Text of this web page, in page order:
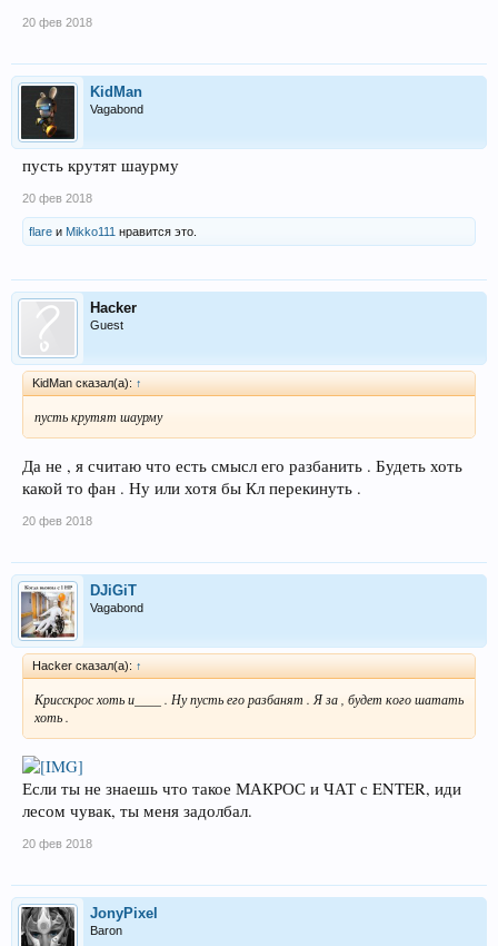
20 фев 2018
KidMan
Vagabond
пусть крутят шаурму
20 фев 2018
flare и Mikko111 нравится это.
Hacker
Guest
KidMan сказал(а): ↑
пусть крутят шаурму
Да не , я считаю что есть смысл его разбанить . Будеть хоть
какой то фан . Ну или хотя бы Кл перекинуть .
20 фев 2018
DJiGiT
Vagabond
Hacker сказал(а): ↑
Крисскрос хоть и____ . Ну пусть его разбанят . Я за , будет кого шатать
хоть .
Если ты не знаешь что такое МАКРОС и ЧАТ с ENTER, иди
лесом чувак, ты меня задолбал.
20 фев 2018
JonyPixel
Baron